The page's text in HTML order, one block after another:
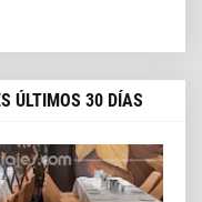
ÚLTIMOS 30 DÍAS